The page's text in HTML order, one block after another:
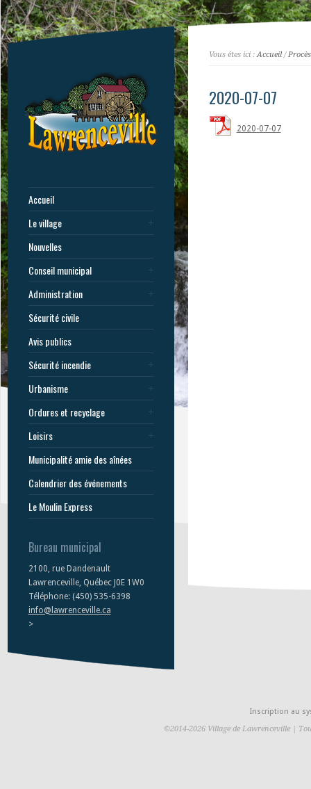
Accueil
Le village
Nouvelles
Conseil municipal
Administration
Sécurité civile
Avis publics
Sécurité incendie
Urbanisme
Ordures et recyclage
Loisirs
Municipalité amie des aînées
Calendrier des événements
Le Moulin Express
Bureau municipal
2100, rue Dandenault
Lawrenceville, Québec J0E 1W0
Téléphone: (450) 535-6398
info@lawrenceville.ca
>
Vous êtes ici :Accueil/
2020-07-07
2020-07-07
Inscription au
©2014-2026 Village de Lawrenceville |